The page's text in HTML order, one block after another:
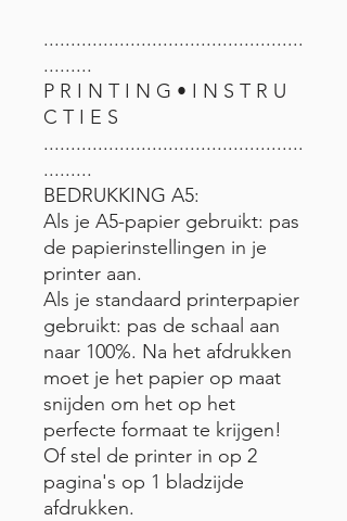
................................................
.........
P R I N T I N G • I N S T R U
C T I E S
................................................
.........
BEDRUKKING A5:
Als je A5-papier gebruikt: pas
de papierinstellingen in je
printer aan.
Als je standaard printerpapier
gebruikt: pas de schaal aan
naar 100%. Na het afdrukken
moet je het papier op maat
snijden om het op het
perfecte formaat te krijgen!
Of stel de printer in op 2
pagina's op 1 bladzijde
afdrukken.